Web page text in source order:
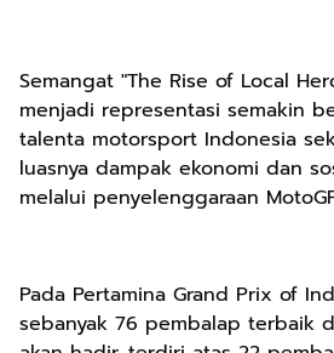
Semangat "The Rise of Local
menjadi representasi semakin
talenta motorsport Indonesia
luasnya dampak ekonomi dan
melalui penyelenggaraan
Pada Pertamina Grand Prix of
sebanyak 76 pembalap terbaik